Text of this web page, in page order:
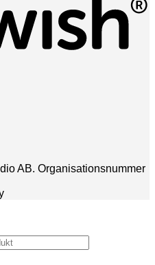
AB. Organisationsnummer